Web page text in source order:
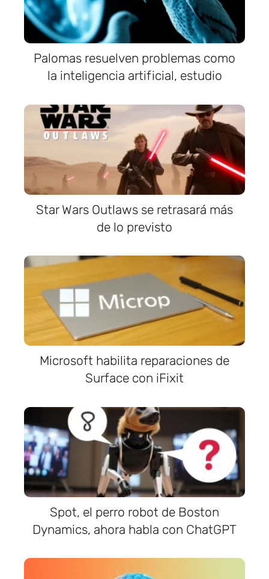
Palomas resuelven problemas como
la inteligencia artificial, estudio
Star Wars Outlaws se retrasará más
de lo previsto
Microsoft habilita reparaciones de
Surface con iFixit
Spot, el perro robot de Boston
Dynamics, ahora habla con ChatGPT